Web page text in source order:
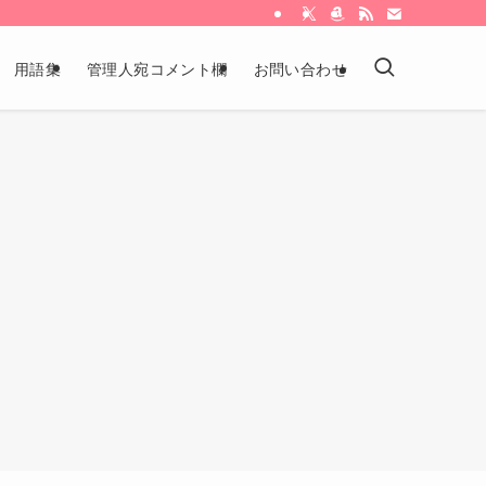
用語集 管理人宛コメント欄 お問い合わせ